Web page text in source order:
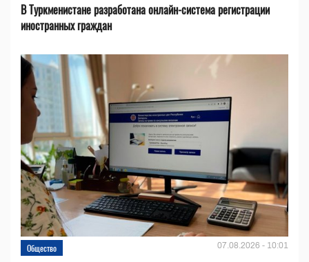
В Туркменистане разработана онлайн-система регистрации
иностранных граждан
Общество 07.08.2026 - 10:01